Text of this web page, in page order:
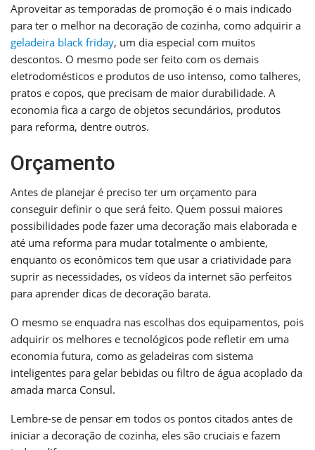
Aproveitar as temporadas de promoção é o mais indicado
para ter o melhor na decoração de cozinha, como adquirir a
geladeira black friday, um dia especial com muitos
descontos. O mesmo pode ser feito com os demais
eletrodomésticos e produtos de uso intenso, como talheres,
pratos e copos, que precisam de maior durabilidade. A
economia fica a cargo de objetos secundários, produtos
para reforma, dentre outros.
Orçamento
Antes de planejar é preciso ter um orçamento para
conseguir definir o que será feito. Quem possui maiores
possibilidades pode fazer uma decoração mais elaborada e
até uma reforma para mudar totalmente o ambiente,
enquanto os econômicos tem que usar a criatividade para
suprir as necessidades, os vídeos da internet são perfeitos
para aprender dicas de decoração barata.
O mesmo se enquadra nas escolhas dos equipamentos, pois
adquirir os melhores e tecnológicos pode refletir em uma
economia futura, como as geladeiras com sistema
inteligentes para gelar bebidas ou filtro de água acoplado da
amada marca Consul.
Lembre-se de pensar em todos os pontos citados antes de
iniciar a decoração de cozinha, eles são cruciais e fazem